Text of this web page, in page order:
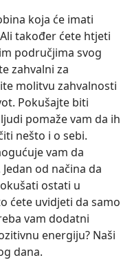
koja će imati
također ćete htjeti
područjima svog
zahvalni za
molitvu zahvalnosti
Pokušajte biti
pomaže vam da ih
nešto i o sebi.
vam da
od načina da
ostati u
ćete uvidjeti da samo
vam dodatni
energiju? Naši
dana.